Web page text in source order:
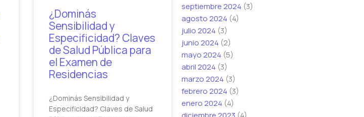
¿Dominás
Sensibilidad y
Especificidad? Claves
de Salud Pública para
el Examen de
Residencias
¿Dominás Sensibilidad y
Especificidad? Claves de Salud
septiembre 2024 (3)
agosto 2024 (4)
julio 2024 (3)
junio 2024 (2)
mayo 2024 (5)
abril 2024 (3)
marzo 2024 (3)
febrero 2024 (3)
enero 2024 (4)